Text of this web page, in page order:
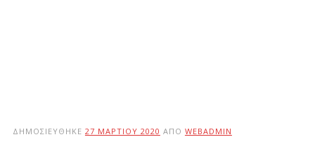
ΔΗΜΟΣΙΕΎΘΗΚΕ 27 ΜΑΡΤΊΟΥ 2020 ΑΠΌ WEBADMIN